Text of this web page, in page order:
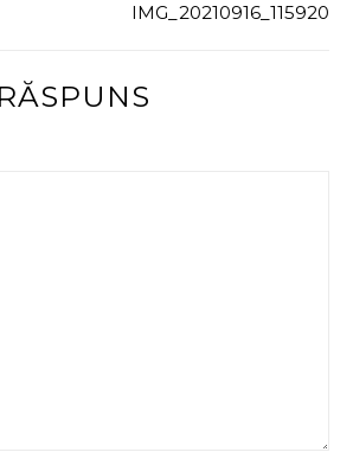
IMG_20210916_115920